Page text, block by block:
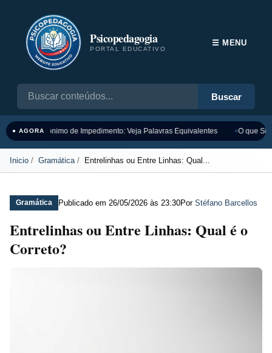
Psicopedagogia
PORTAL EDUCATIVO
Buscar
☰ MENU
● AGORASinônimo de Impedimento: Veja Palavras Equivalentes O que
Inicio Gramática Entrelinhas ou Entre Linhas: Qual...
Gramática Publicado em 26/05/2026 às 23:30Por Stéfano Barcellos
Entrelinhas ou Entre Linhas: Qual é o
Correto?